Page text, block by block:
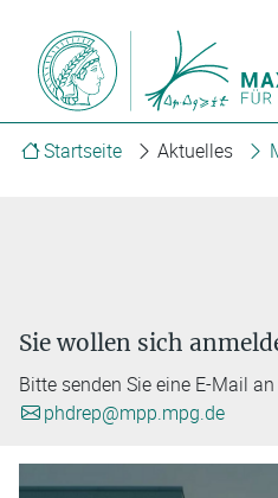
Startseite Aktuelles
Sie wollen sich
Bitte senden Sie eine E-Mail an
phdrep@mpp.mpg.de